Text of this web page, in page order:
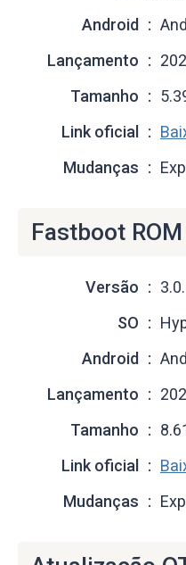
Android
Lançamento
Tamanho
Link oficial
Mudanças
Fastboot
Versão
SO
Android
Lançamento
Tamanho
Link oficial
Mudanças